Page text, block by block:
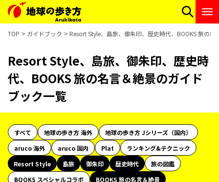
TOP ガイドブック Resort Style、島旅、御朱印、歴史時代、BOOKS 旅の
Resort Style、島旅、御朱印、歴史時
代、BOOKS 旅の名言＆絶景のガイド
ブック一覧
すべて 地球の歩き方 海外
地球の歩き方 Jシリーズ（国内）
aruco 海外
aruco 国内 Plat
ランキング&テクニック
Resort Style
島旅 御朱印 歴史時代
旅の図鑑
BOOKS スペシャルコラボ
BOOKS 旅の名言＆絶景